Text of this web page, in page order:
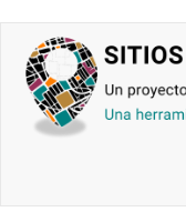
contenido
principal